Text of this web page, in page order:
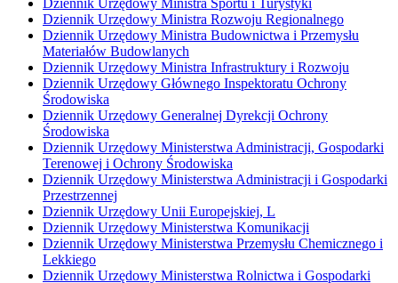
Dziennik Urzędowy Ministra Sportu i Turystyki
Dziennik Urzędowy Ministra Rozwoju Regionalnego
Dziennik Urzędowy Ministra Budownictwa i Przemysłu
Materiałów Budowlanych
Dziennik Urzędowy Ministra Infrastruktury i Rozwoju
Dziennik Urzędowy Głównego Inspektoratu Ochrony
Środowiska
Dziennik Urzędowy Generalnej Dyrekcji Ochrony
Środowiska
Dziennik Urzędowy Ministerstwa Administracji, Gospodarki
Terenowej i Ochrony Środowiska
Dziennik Urzędowy Ministerstwa Administracji i Gospodarki
Przestrzennej
Dziennik Urzędowy Unii Europejskiej, L
Dziennik Urzędowy Ministerstwa Komunikacji
Dziennik Urzędowy Ministerstwa Przemysłu Chemicznego i
Lekkiego
Dziennik Urzędowy Ministerstwa Rolnictwa i Gospodarki